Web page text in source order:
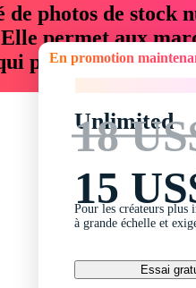
de photos de stock
permet aux
permettent
En promotion maintenant !
Unlimited
18
15
Pour les créateurs plus
à grande échelle et
Essai